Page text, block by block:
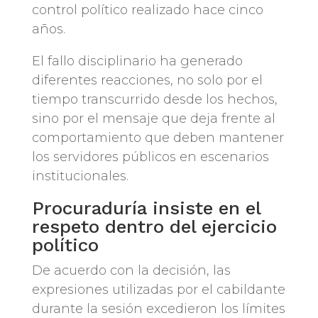
control político realizado hace cinco
años.
El fallo disciplinario ha generado
diferentes reacciones, no solo por el
tiempo transcurrido desde los hechos,
sino por el mensaje que deja frente al
comportamiento que deben mantener
los servidores públicos en escenarios
institucionales.
Procuraduría insiste en el
respeto dentro del ejercicio
político
De acuerdo con la decisión, las
expresiones utilizadas por el cabildante
durante la sesión excedieron los límites